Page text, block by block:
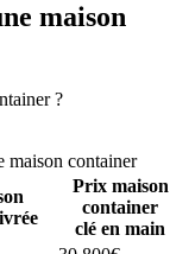
maison
?
maison container
Prix maison
container
clé en main